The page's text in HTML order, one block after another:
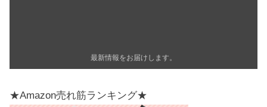
最新情報をお届けします。
★Amazon売れ筋ランキング★